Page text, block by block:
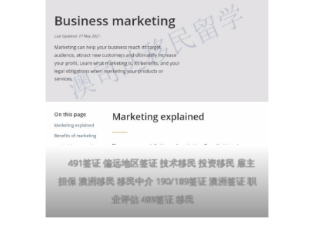
491签证 偏远地区签证 技术移民 投资移民 雇主
担保 澳洲移民 移民中介 190/189签证 澳洲签证 职
业评估 489签证 移民